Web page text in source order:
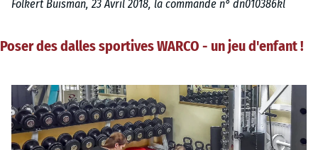
Folkert Buisman, 23 Avril 2018, la commande n° dn010386kl
Poser des dalles sportives WARCO - un jeu d'enfant !